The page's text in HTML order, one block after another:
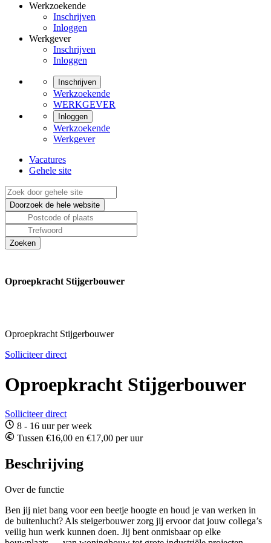
Werkzoekende
Inschrijven
Inloggen
Werkgever
Inschrijven
Inloggen
Inschrijven
Werkzoekende
WERKGEVER
Inloggen
Werkzoekende
Werkgever
Vacatures
Gehele site
Oproepkracht Stijgerbouwer
Oproepkracht Stijgerbouwer
Solliciteer direct
Oproepkracht Stijgerbouwer
Solliciteer direct
8 - 16 uur per week
Tussen €16,00 en €17,00 per uur
Beschrijving
Over de functie
Ben jij niet bang voor een beetje hoogte en houd je van werken in
de buitenlucht? Als steigerbouwer zorg jij ervoor dat jouw collega’s
veilig hun werk kunnen doen. Jij bent onmisbaar op elke